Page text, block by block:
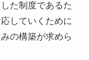
た制度であるた
していくために
の構築が求めら